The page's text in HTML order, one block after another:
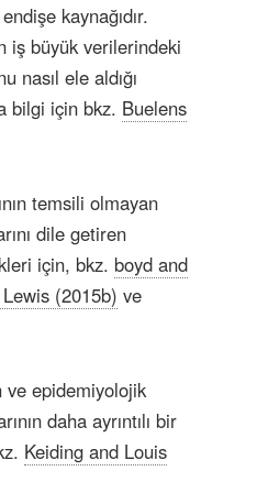
kaynağıdır.
iş büyük verilerindeki
nasıl ele aldığı
bilgi için bkz. Buelens
temsili olmayan
dile getiren
için, bkz. boyd and
(2015b) ve
ve epidemiyolojik
daha ayrıntılı bir
Keiding and Louis